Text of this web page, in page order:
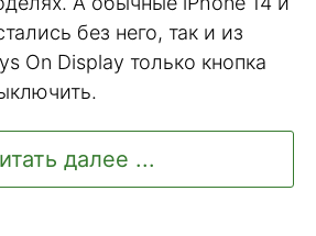
без него, так и из
On Display только кнопка
далее ...